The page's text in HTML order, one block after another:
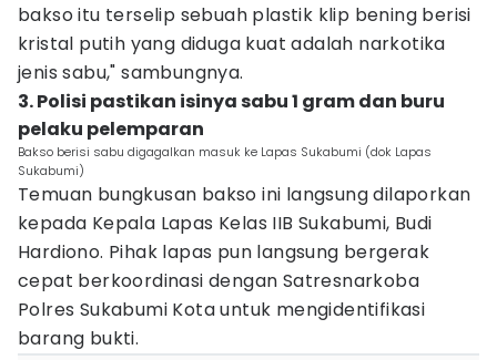
bakso itu terselip sebuah plastik klip bening berisi
kristal putih yang diduga kuat adalah narkotika
jenis sabu," sambungnya.
3. Polisi pastikan isinya sabu 1 gram dan buru
pelaku pelemparan
Bakso berisi sabu digagalkan masuk ke Lapas Sukabumi (dok Lapas
Sukabumi)
Temuan bungkusan bakso ini langsung dilaporkan
kepada Kepala Lapas Kelas IIB Sukabumi, Budi
Hardiono. Pihak lapas pun langsung bergerak
cepat berkoordinasi dengan Satresnarkoba
Polres Sukabumi Kota untuk mengidentifikasi
barang bukti.